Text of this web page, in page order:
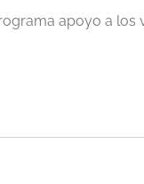
apoyo a los